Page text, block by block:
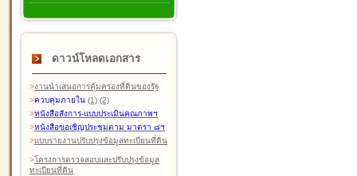
ดาวน์โหลดเอกสาร
>งานนำเสนอการคุ้มครองที่ดินของรัฐ
>ควบคุมภายใน (1) (2)
>หนังสือสังการ-แบบประเมินคุณภาพฯ
>หนังสือขอเชิญประชุมตาม มาตรา ๘ฯ
>แบบรายงานปรับปรุงข้อมูลทะเบียนที่ดิน
>โครงการตรวจสอบและปรับปรุงข้อมูล
ทะเบียนที่ดิน